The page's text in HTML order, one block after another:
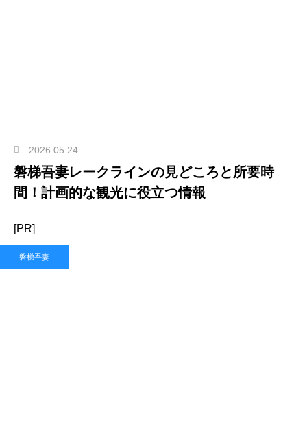
2026.05.24
磐梯吾妻レークラインの見どころと所要時
間！計画的な観光に役立つ情報
[PR]
磐梯吾妻